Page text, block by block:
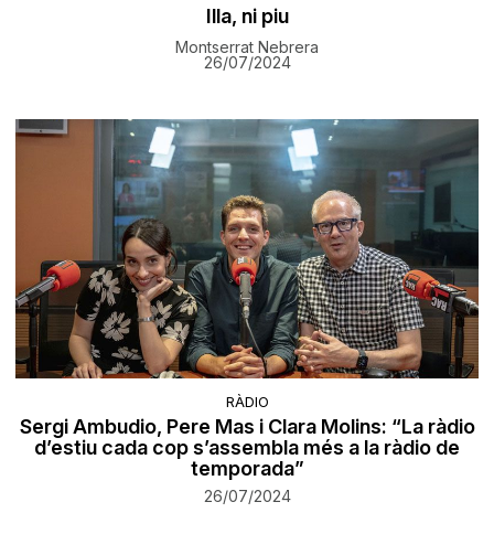
Illa, ni piu
Montserrat Nebrera
26/07/2024
RÀDIO
Sergi Ambudio, Pere Mas i Clara Molins: “La ràdio
d’estiu cada cop s’assembla més a la ràdio de
temporada”
26/07/2024